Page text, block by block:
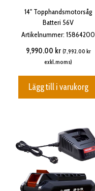
14" Topphandsmotorsåg
Batteri 56V
Artikelnummer: 15864200
9,990.00 kr (7,992.00 kr
exkl.moms)
Lägg till i varukorg